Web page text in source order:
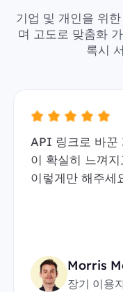
기업 및 개인을 위
며 고도로 맞춤화
록시
API 링크로 바꾼
이 확실히 느껴
이렇게만 해주세
Morris
장기 이용